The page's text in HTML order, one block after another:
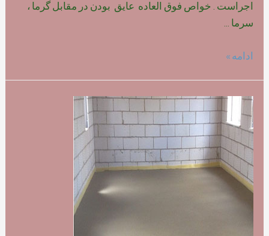
اجراست . خواص فوق العاده عایق بودن در مقابل گرما ،
سرما …
مزایای
سلولی
CLC
ادامه »